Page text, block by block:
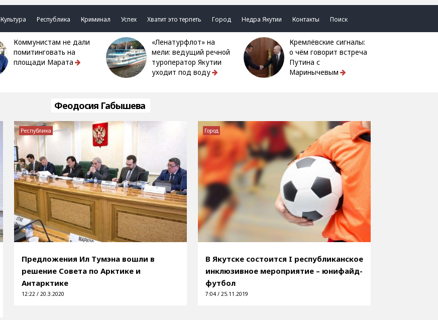
Культура Республика Криминал Успех Хватит это терпеть Город Недра Якутии Контакты Поиск
Коммунистам не дали
помитинговать на
площади Марата
«Ленатурфлот» на
мели: ведущий речной
туроператор Якутии
уходит под воду
Кремлёвские сигналы:
о чём говорит встреча
Путина с
Маринычевым
Феодосия Габышева
Предложения Ил Тумэна вошли в
решение Совета по Арктике и
Антарктике
12:22 / 20.3.2020
Республика
В Якутске состоится I республиканское
инклюзивное мероприятие – юнифайд-
футбол
7:04 / 25.11.2019
Город